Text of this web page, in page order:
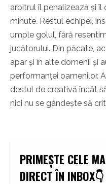
arbitrul îl penalizează și
minute. Restul echipei,
umple golul, fără
jucătorului. Din păcate,
apar și în alte domenii și
performanței oamenilor.
destul de creativă încât
nici nu se gândește să
PRIMEȘTE CELE
DIRECT ÎN INBOX👇